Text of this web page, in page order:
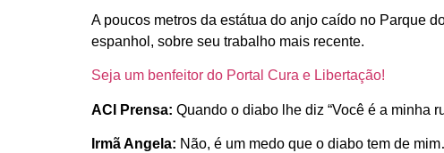
A poucos metros da estátua do anjo caído no Parque
espanhol, sobre seu trabalho mais recente.
Seja um benfeitor do Portal Cura e Libertação!
ACI Prensa: Quando o diabo lhe diz “Você é a minha
Irmã Angela: Não, é um medo que o diabo tem de